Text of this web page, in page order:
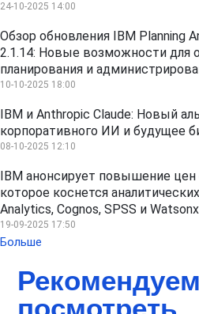
24-10-2025 14:00
Обзор обновления IBM Planning
2.1.14: Новые возможности для
планирования и
10-10-2025 18:00
IBM и Anthropic Claude: Новый
корпоративного ИИ и будущее
08-10-2025 12:10
IBM анонсирует повышение цен
которое коснется
Analytics, Cognos, SPSS и Watsonx
19-09-2025 17:50
Больше
Рекомендуем